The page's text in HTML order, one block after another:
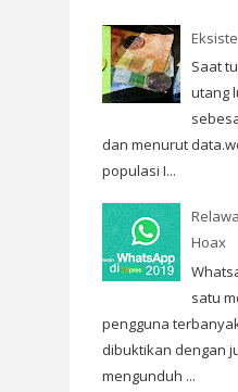
Saat
utang
dan menurut
populasi I...
Hoax
satu
pengguna
dibuktikan dengan
mengunduh ...